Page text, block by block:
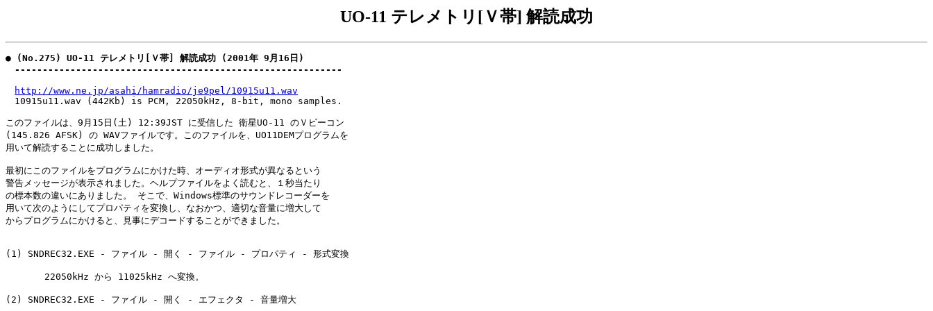
UO-11 テレメトリ[Ｖ帯] 解読成功
● (No.275) UO-11 テレメトリ[Ｖ帯] 解読成功 (2001年 9月16日)
-----------------------------------------------------------
http://www.ne.jp/asahi/hamradio/je9pel/10915u11.wav
10915u11.wav (442Kb) is PCM, 22050kHz, 8-bit, mono samples.
このファイルは、9月15日(土) 12:39JST に受信した 衛星UO-11 のＶビーコン
(145.826 AFSK) の WAVファイルです。このファイルを、UO11DEMプログラムを
用いて解読することに成功しました。
最初にこのファイルをプログラムにかけた時、オーディオ形式が異なるという
警告メッセージが表示されました。ヘルプファイルをよく読むと、１秒当たり
の標本数の違いにありました。 そこで、Windows標準のサウンドレコーダーを
用いて次のようにしてプロパティを変換し、なおかつ、適切な音量に増大して
からプログラムにかけると、見事にデコードすることができました。
(1) SNDREC32.EXE - ファイル - 開く - ファイル - プロパティ - 形式変換
       22050kHz から 11025kHz へ変換。
(2) SNDREC32.EXE - ファイル - 開く - エフェクタ - 音量増大